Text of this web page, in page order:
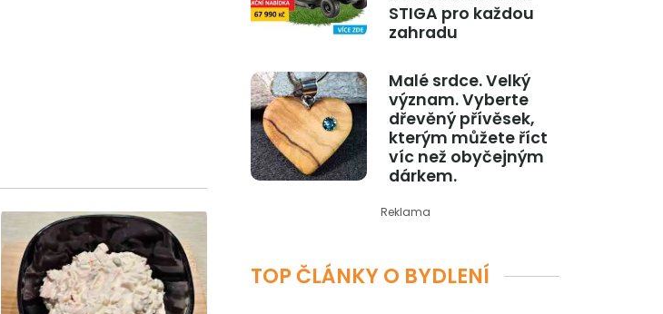
STIGA pro každou
zahradu
Malé srdce. Velký
význam. Vyberte
dřevěný přívěsek,
kterým můžete říct
víc než obyčejným
dárkem.
Reklama
TOP ČLÁNKY O BYDLENÍ